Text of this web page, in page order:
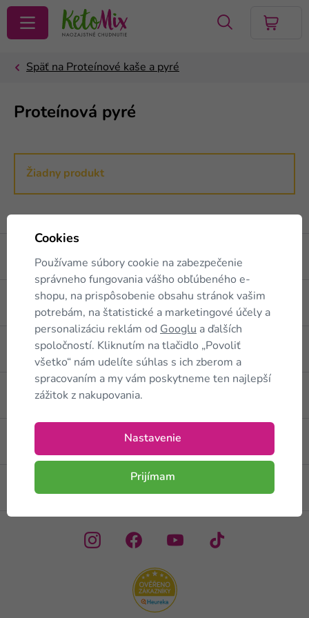
VYHĽADAŤ
Proteínová pyré
Žiadny produkt
Ako nakupovať
O proteínovej diéte
O nás
Rýchly kontakt
Rýchle a bezpečné platenie
Cookies
Používame súbory cookie na zabezpečenie
správneho fungovania vášho obľúbeného e-
shopu, na prispôsobenie obsahu stránok vašim
potrebám, na štatistické a marketingové účely a
personalizáciu reklám od Googlu a ďalších
spoločností. Kliknutím na tlačidlo „Povoliť
všetko“ nám udelíte súhlas s ich zberom a
spracovaním a my vám poskytneme ten najlepší
zážitok z nakupovania.
Nastavenie
Prijímam